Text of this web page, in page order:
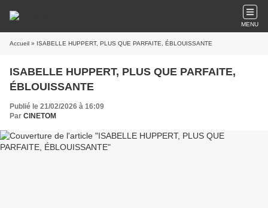
MENU
Accueil » ISABELLE HUPPERT, PLUS QUE PARFAITE, ÉBLOUISSANTE
ISABELLE HUPPERT, PLUS QUE PARFAITE,
ÉBLOUISSANTE
Publié le 21/02/2026 à 16:09
Par CINETOM